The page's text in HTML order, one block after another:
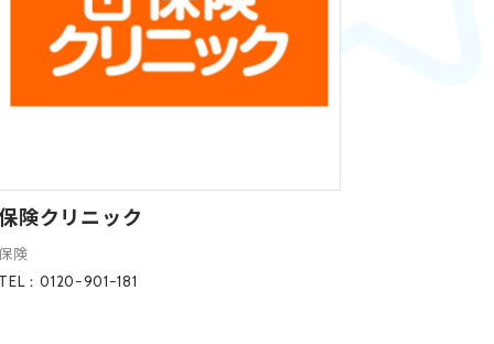
険クリニック
険
：0120ｰ901ｰ181